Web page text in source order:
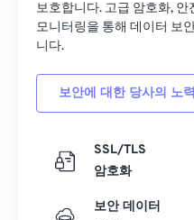
보호합니다. 고급 암호화,
모니터링을 통해 데이터 보
니다.
보안에 대한 당사의 노
SSL/TLS
암호화
보안 데이터